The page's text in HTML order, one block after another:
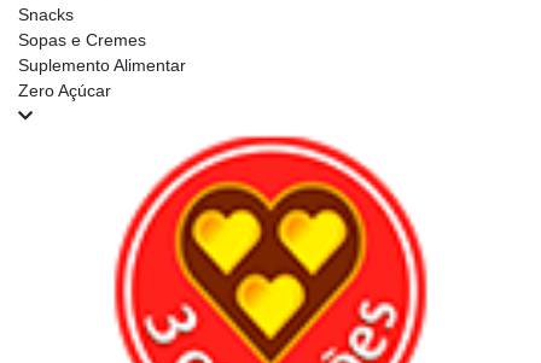
Snacks
Sopas e Cremes
Suplemento Alimentar
Zero Açúcar